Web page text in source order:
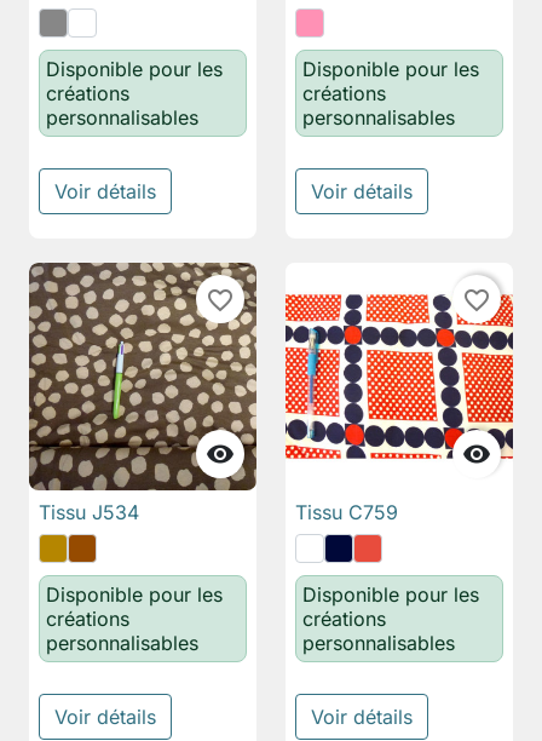
Disponible pour les
créations
personnalisables
Voir détails
Disponible pour les
créations
personnalisables
Voir détails

favorite_border
Tissu J534
Disponible pour les
créations
personnalisables
Voir détails

favorite_border
Tissu C759
Disponible pour les
créations
personnalisables
Voir détails